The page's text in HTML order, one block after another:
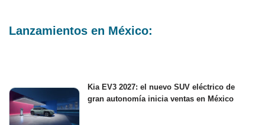
Lanzamientos en México:
Kia EV3 2027: el nuevo SUV eléctrico de
gran autonomía inicia ventas en México